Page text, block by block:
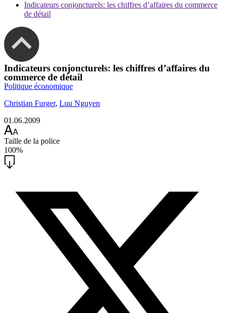
Indicateurs conjoncturels: les chiffres d’affaires du commerce
de détail
Indicateurs conjoncturels: les chiffres d’affaires du
commerce de détail
Politique économique
Christian Furger, Luu Nguyen
01.06.2009
Taille de la police
100%